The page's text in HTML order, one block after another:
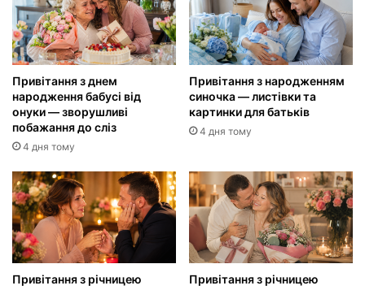
Привітання з днем
народження бабусі від
онуки — зворушливі
побажання до сліз
4 дня тому
Привітання з народженням
синочка — листівки та
картинки для батьків
4 дня тому
Привітання з річницею
Привітання з річницею